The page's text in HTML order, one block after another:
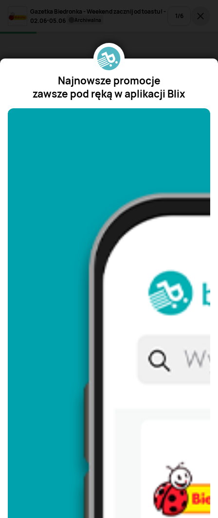
Gazetka Biedronka - Weekend zacznij od toastu! -
02.06-05.06
archiwalna 1/6
Najnowsze promocje
zawsze pod ręką w aplikacji Blix
"/>